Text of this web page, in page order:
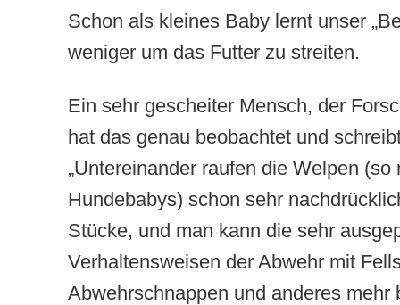
Schon als kleines Baby lernt unser
weniger um das Futter zu streiten.
Ein sehr gescheiter Mensch, der
hat das genau beobachtet und
„Untereinander raufen die Welpen (so
Hundebabys) schon sehr
Stücke, und man kann die sehr
Verhaltensweisen der Abwehr mit
Abwehrschnappen und anderes mehr